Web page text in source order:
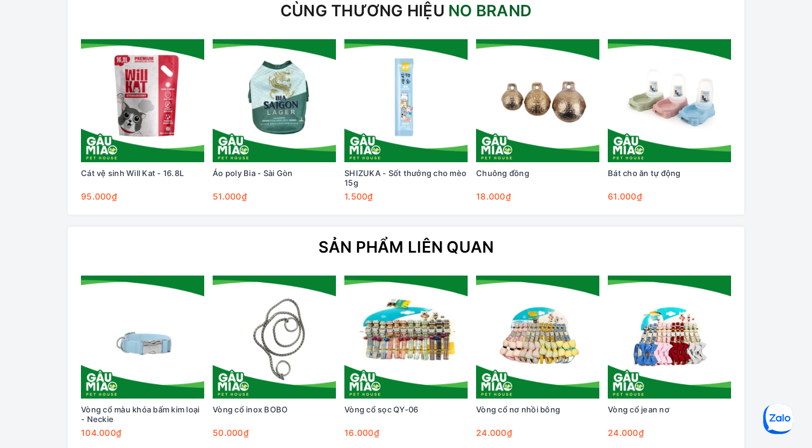
CÙNG THƯƠNG HIỆU NO BRAND
Cát vệ sinh Will Kat - 16.8L
95.000₫
Áo poly Bia - Sài Gòn
51.000₫
SHIZUKA - Sốt thưởng cho mèo
15g
1.500₫
Chuông đồng
18.000₫
Bát cho ăn tự động
61.000₫
SẢN PHẨM LIÊN QUAN
Vòng cổ màu khóa bấm kim loại
- Neckie
104.000₫
Vòng cổ inox BOBO
50.000₫
Vòng cổ sọc QY-06
16.000₫
Vòng cổ nơ nhồi bông
24.000₫
Vòng cổ jean nơ
24.000₫
Vòng cổ caro nơ
25.000₫